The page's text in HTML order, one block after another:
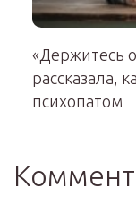
«Держитесь
рассказала,
психопатом